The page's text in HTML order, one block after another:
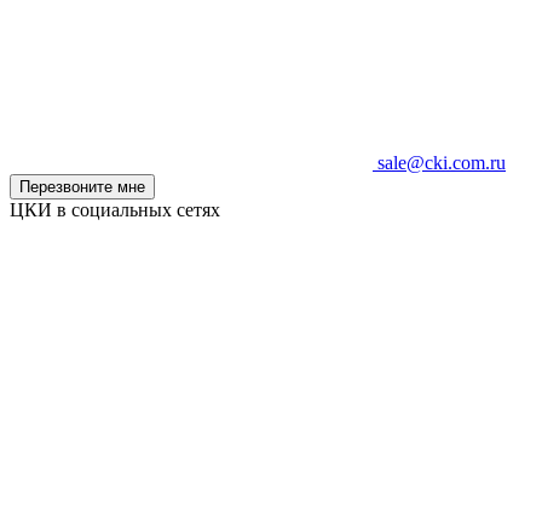
sale@cki.com.ru
Перезвоните мне
ЦКИ в социальных сетях